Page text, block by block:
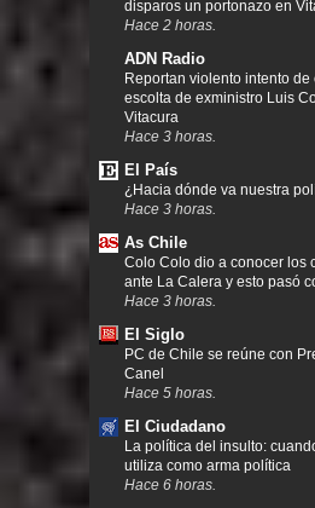
disparos un portonazo en
Hace 2 horas.
ADN Radio
Reportan violento intento
escolta de exministro Luis
Vitacura
Hace 3 horas.
El País
¿Hacia dónde va nuestra
Hace 3 horas.
As Chile
Colo Colo dio a conocer los
ante La Calera y esto pasó
Hace 3 horas.
El Siglo
PC de Chile se reúne con
Canel
Hace 5 horas.
El Ciudadano
La política del insulto:
utiliza como arma política
Hace 6 horas.